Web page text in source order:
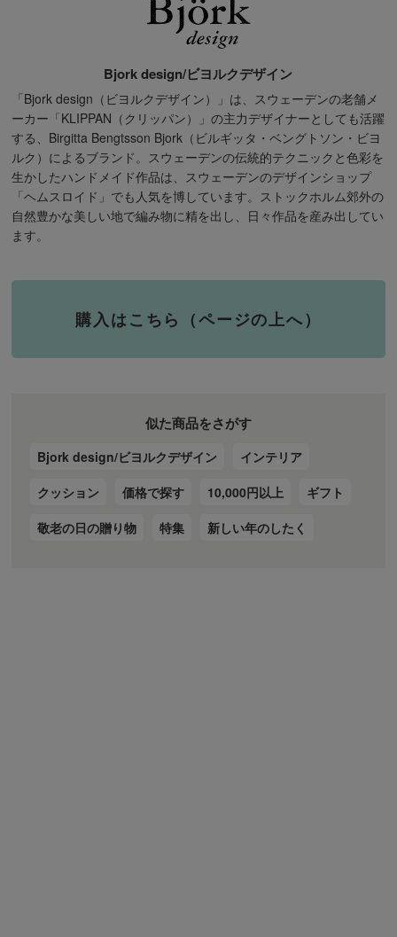
Bjork design/ビヨルクデザイン
「Bjork design（ビヨルクデザイン）」は、スウェーデンの老舗メ
ーカー「KLIPPAN（クリッパン）」の主力デザイナーとしても活躍
する、Birgitta Bengtsson Bjork（ビルギッタ・ベングトソン・ビヨ
ルク）によるブランド。スウェーデンの伝統的テクニックと色彩を
生かしたハンドメイド作品は、スウェーデンのデザインショップ
「ヘムスロイド」でも人気を博しています。ストックホルム郊外の
自然豊かな美しい地で編み物に精を出し、日々作品を産み出してい
ます。
購入はこちら（ページの上へ）
似た商品をさがす
Bjork design/ビヨルクデザイン
インテリア
クッション
価格で探す 10,000円以上
ギフト
敬老の日の贈り物
特集 新しい年のしたく